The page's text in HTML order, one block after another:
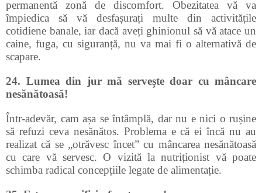
permanentă zonă de discomfort. Obezitatea vă va
împiedica să vă desfașurați multe din activitățile
cotidiene banale, iar dacă aveți ghinionul să vă atace un
caine, fuga, cu siguranță, nu va mai fi o alternativă de
scapare.
24. Lumea din jur mă servește doar cu mâncare
nesănătoasă!
Într-adevăr, cam așa se întâmplă, dar nu e nici o rușine
să refuzi ceva nesănătos. Problema e că ei încă nu au
realizat că se „otrăvesc încet” cu mâncarea nesănătoasă
cu care vă servesc. O vizită la nutriționist vă poate
schimba radical concepțiile legate de alimentație.